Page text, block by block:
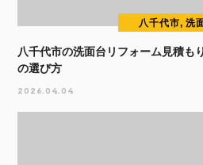
八千代市, 洗
八千代市の洗面台リフォーム見積も
の選び方
2026.04.04